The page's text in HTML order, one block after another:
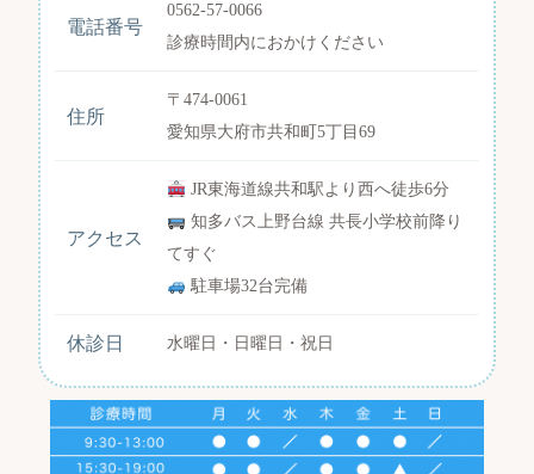
電話番号
0562-57-0066
診療時間内におかけください
住所
〒474-0061
愛知県大府市共和町5丁目69
アクセス
JR東海道線共和駅より西へ徒歩6分
知多バス上野台線 共長小学校前降り
てすぐ
駐車場32台完備
休診日 水曜日・日曜日・祝日